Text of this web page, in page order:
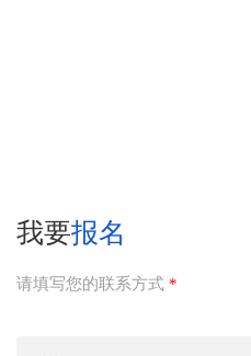
我要报名
请填写您的联系方式 *